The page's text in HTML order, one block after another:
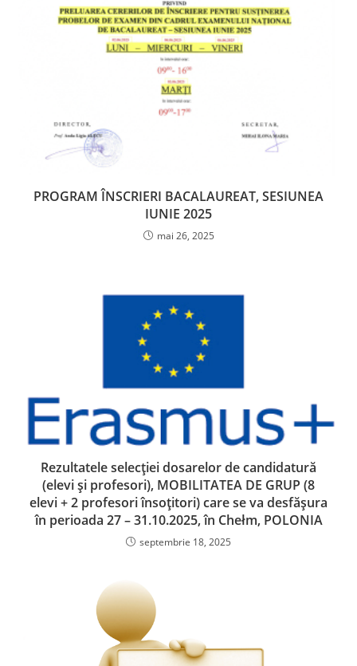
PROGRAM ÎNSCRIERI BACALAUREAT, SESIUNEA
IUNIE 2025
mai 26, 2025
Rezultatele selecției dosarelor de candidatură
(elevi și profesori), MOBILITATEA DE GRUP (8
elevi + 2 profesori însoțitori) care se va desfășura
în perioada 27 – 31.10.2025, în Chełm, POLONIA
septembrie 18, 2025